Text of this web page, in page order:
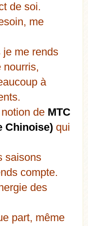
de soi.
me
me rends
nourris,
à
de MTC
Chinoise) qui
saisons
compte.
des
part, même